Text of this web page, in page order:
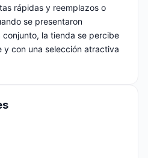
rápidas y reemplazos o
se presentaron
conjunto, la tienda se percibe
con una selección atractiva